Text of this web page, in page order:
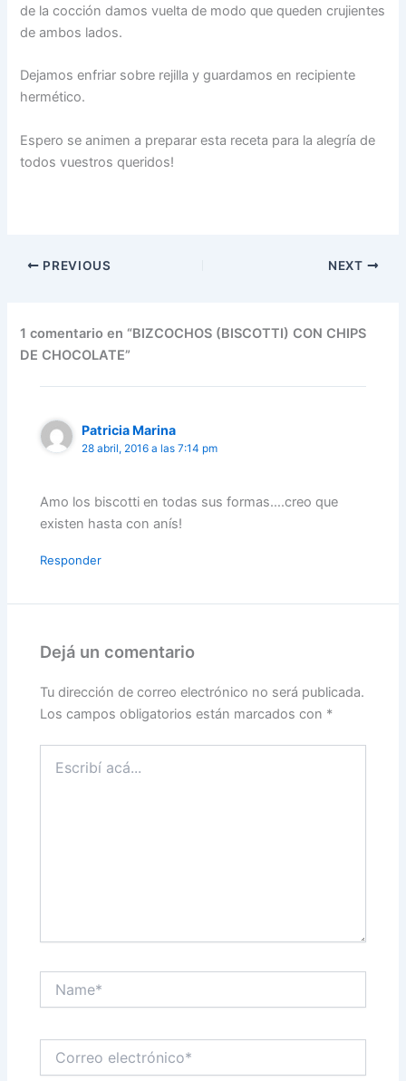
de la cocción damos vuelta de modo que queden crujientes
de ambos lados.
Dejamos enfriar sobre rejilla y guardamos en recipiente
hermético.
Espero se animen a preparar esta receta para la alegría de
todos vuestros queridos!
PREVIOUS NEXT
1 comentario en “BIZCOCHOS (BISCOTTI) CON CHIPS
DE CHOCOLATE”
Patricia Marina
28 abril, 2016 a las 7:14 pm
Amo los biscotti en todas sus formas….creo que
existen hasta con anís!
Responder
Dejá un comentario
Tu dirección de correo electrónico no será publicada.
Los campos obligatorios están marcados con *
acá...
electrónico*